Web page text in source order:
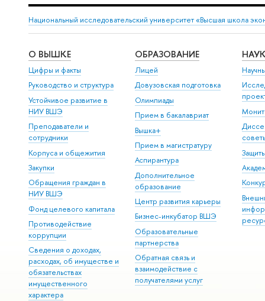
Национальный исследовательский университет «Высшая школа
О ВЫШКЕ
Цифры и факты
Руководство и структура
Устойчивое развитие в
НИУ ВШЭ
Преподаватели и
сотрудники
Корпуса и общежития
Закупки
Обращения граждан в
НИУ ВШЭ
Фонд целевого капитала
Противодействие
коррупции
Сведения о доходах,
расходах, об имуществе и
обязательствах
имущественного
характера
ОБРАЗОВАНИЕ
Лицей
Довузовская подготовка
Олимпиады
Прием в бакалавриат
Вышка+
Прием в магистратуру
Аспирантура
Дополнительное
образование
Центр развития карьеры
Бизнес-инкубатор ВШЭ
Образовательные
партнерства
Обратная связь и
взаимодействие с
получателями услуг